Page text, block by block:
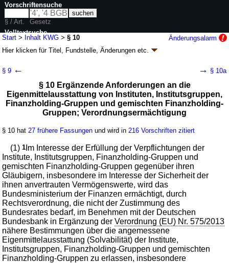
Start > Inhalt KWG >§ 10
Änderungsalarm
Hier klicken fürTitel, Fundstelle, Änderungen etc.
G. v. 12.05.2026BGBl. 2026 I Nr. 139
Geltung ab 01.07.1985; FNA: 7610-1Aufsichtsrechtliche Vorschriften
139 weitere Fassungen | wird in 1722 Vorschriften zitiert
Zweiter Abschnitt Vorschriften für Institute,
Institutsgruppen, Finanzholding-Gruppen, gemischte
Finanzholding-Gruppen und gemischte
Holdinggesellschaften
1. Eigenmittel und Liquidität
§ 9 ← → § 10a
§ 10 Ergänzende Anforderungen an die
Eigenmittelausstattung von Instituten, Institutsgruppen,
Finanzholding-Gruppen und gemischten Finanzholding-
Gruppen; Verordnungsermächtigung
§ 10 hat 27 frühere Fassungen und wird in 216 Vorschriften zitiert
(1)1 Im Interesse der Erfüllung der Verpflichtungen der
Institute, Institutsgruppen, Finanzholding-Gruppen und
gemischten Finanzholding-Gruppen gegenüber ihren
Gläubigern, insbesondere im Interesse der Sicherheit der
ihnen anvertrauten Vermögenswerte, wird das
Bundesministerium der Finanzen ermächtigt, durch
Rechtsverordnung, die nicht der Zustimmung des
Bundesrates bedarf, im Benehmen mit der Deutschen
Bundesbank in Ergänzung derVerordnung (EU) Nr. 575/2013
nähere Bestimmungen über die angemessene
Eigenmittelausstattung (Solvabilität) der Institute,
Institutsgruppen, Finanzholding-Gruppen und gemischten
Finanzholding-Gruppen zu erlassen, insbesondere
Vorschriftensuche
§ / Art.
Gesetz
Volltextsuche
nur in KWG